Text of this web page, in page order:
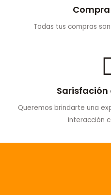
Todas tus compras
Sarisfación
Queremos brindarte una
interacción